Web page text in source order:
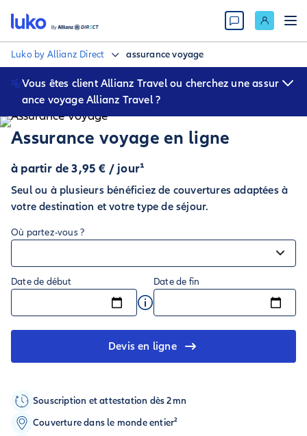
Luko by Allianz Direct assurance voyage
Vous êtes client Allianz Travel ou cherchez une assur
ance voyage Allianz Travel ?
Vous êtes au bon endroit ! Les offres d’assurance voyage Allianz
Travel sont désormais accessibles sur Luko by Allianz Direct. Vos
garanties et votre protection restent exactement les mêmes, seule
transparence.
Assurance voyage en ligne
à partir de 3,95 € / jour¹
Seul ou à plusieurs bénéficiez de couvertures adaptées à
votre destination et votre type de séjour.
Où partez-vous ?
Date de début Date de fin
Devis en ligne
Souscription et attestation dès 2mn
Couverture dans le monde entier²